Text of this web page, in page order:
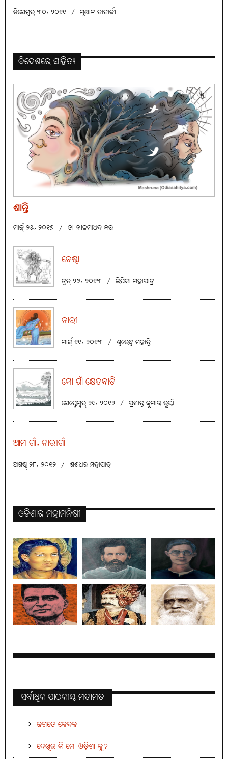
ଡିସେମ୍ବର୍ ୩୦, ୨୦୧୧ / ମୃଣାଳ ଚାଟାର୍ଜୀ
ବିଦେଶରେ ସାହିତ୍ୟ
ଶାନ୍ତି
ମାର୍ଚ୍ଚ୍ ୨୫, ୨୦୧୭ / ଡା ନୀଳମାଧବ କର
ଚେଷ୍ଟା
ଜୁନ୍ ୨୭, ୨୦୧୩ / ଲିପିକା ମହାପାତ୍ର
ନାରୀ
ମାର୍ଚ୍ଚ୍ ୧୧, ୨୦୧୩ / ଶୁଭେନ୍ଦୁ ମହାନ୍ତି
ମୋ ଗାଁ କ୍ଷେତବାଡ଼ି
ସେପ୍ଟେମ୍ବର୍ ୨୯, ୨୦୧୨ / ପ୍ରଶାନ୍ତ କୁମାର ଭୂୟାଁ
ଆମ ଗାଁ, ନାରୀଗାଁ
ଅଗଷ୍ଟ୍ ୨୮, ୨୦୧୨ / ଶଶଧର ମହାପାତ୍ର
ଓଡ଼ିଶାର ମହାମନିଷୀ
ସର୍ବାଧିକ ପାଠକୀୟ ମତାମତ
ଜଗତେ କେବଳ
ଦେଖିଛ କି ମୋ ଓଡ଼ିଶା କୁ?